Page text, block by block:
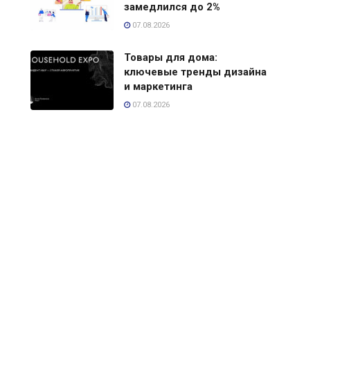
замедлился до 2%
07.08.2026
Товары для дома:
ключевые тренды дизайна
и маркетинга
07.08.2026